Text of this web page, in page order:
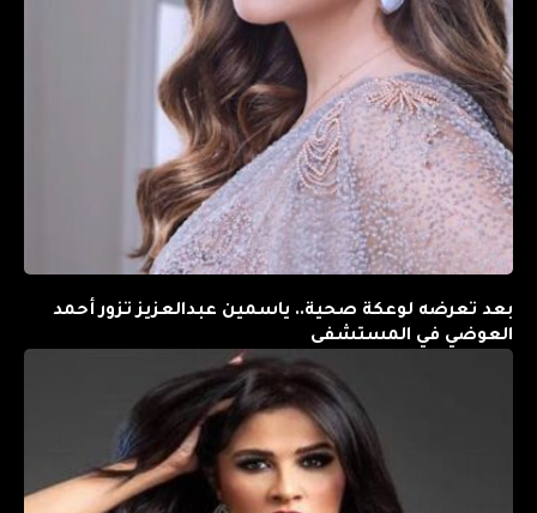
بعد تعرضه لوعكة صحية.. ياسمين عبدالعزيز تزور أحمد
العوضي في المستشفى